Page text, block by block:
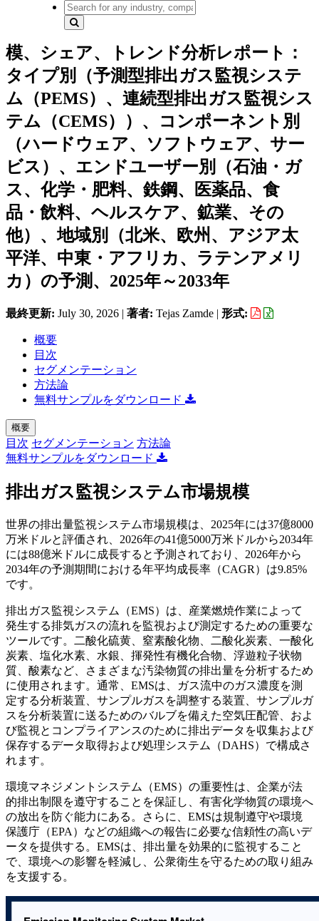
模、シェア、トレンド分析レポート：
タイプ別（予測型排出ガス監視システ
ム（PEMS）、連続型排出ガス監視シス
テム（CEMS））、コンポーネント別
（ハードウェア、ソフトウェア、サー
ビス）、エンドユーザー別（石油・ガ
ス、化学・肥料、鉄鋼、医薬品、食
品・飲料、ヘルスケア、鉱業、その
他）、地域別（北米、欧州、アジア太
平洋、中東・アフリカ、ラテンアメリ
カ）の予測、2025年～2033年
最終更新: July 30, 2026 | 著者: Tejas Zamde | 形式:
概要
目次
セグメンテーション
方法論
無料サンプルをダウンロード
概要
目次 セグメンテーション 方法論
無料サンプルをダウンロード
排出ガス監視システム市場規模
世界の排出量監視システム市場規模は、2025年には37億8000
万米ドルと評価され、2026年の41億5000万米ドルから2034年
には88億米ドルに成長すると予測されており、2026年から
2034年の予測期間における年平均成長率（CAGR）は9.85%
です。
排出ガス監視システム（EMS）は、産業燃焼作業によって
発生する排気ガスの流れを監視および測定するための重要な
ツールです。二酸化硫黄、窒素酸化物、二酸化炭素、一酸化
炭素、塩化水素、水銀、揮発性有機化合物、浮遊粒子状物
質、酸素など、さまざまな汚染物質の排出量を分析するため
に使用されます。通常、EMSは、ガス流中のガス濃度を測
定する分析装置、サンプルガスを調整する装置、サンプルガ
スを分析装置に送るためのバルブを備えた空気圧配管、およ
び監視とコンプライアンスのために排出データを収集および
保存するデータ取得および処理システム（DAHS）で構成さ
れます。
環境マネジメントシステム（EMS）の重要性は、企業が法
的排出制限を遵守することを保証し、有害化学物質の環境へ
の放出を防ぐ能力にある。さらに、EMSは規制遵守や環境
保護庁（EPA）などの組織への報告に必要な信頼性の高いデ
ータを提供する。EMSは、排出量を効果的に監視すること
で、環境への影響を軽減し、公衆衛生を守るための取り組み
を支援する。